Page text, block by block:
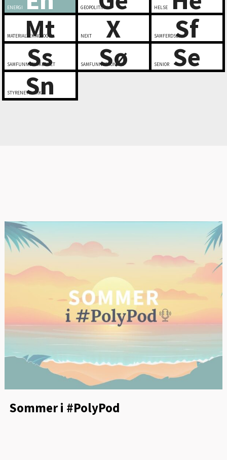
ENERGI GEOPOLITIKK HELSE
Mt
MATERIALTEKNOLOGI X
NEXT Sf
SAMFERDSEL
Ss
SAMFUNNSSIKKERHET Sø
SAMFUNNSØKONOMI Se
SENIOR
Sn
STYRENETTVERK
Sommer i #PolyPod